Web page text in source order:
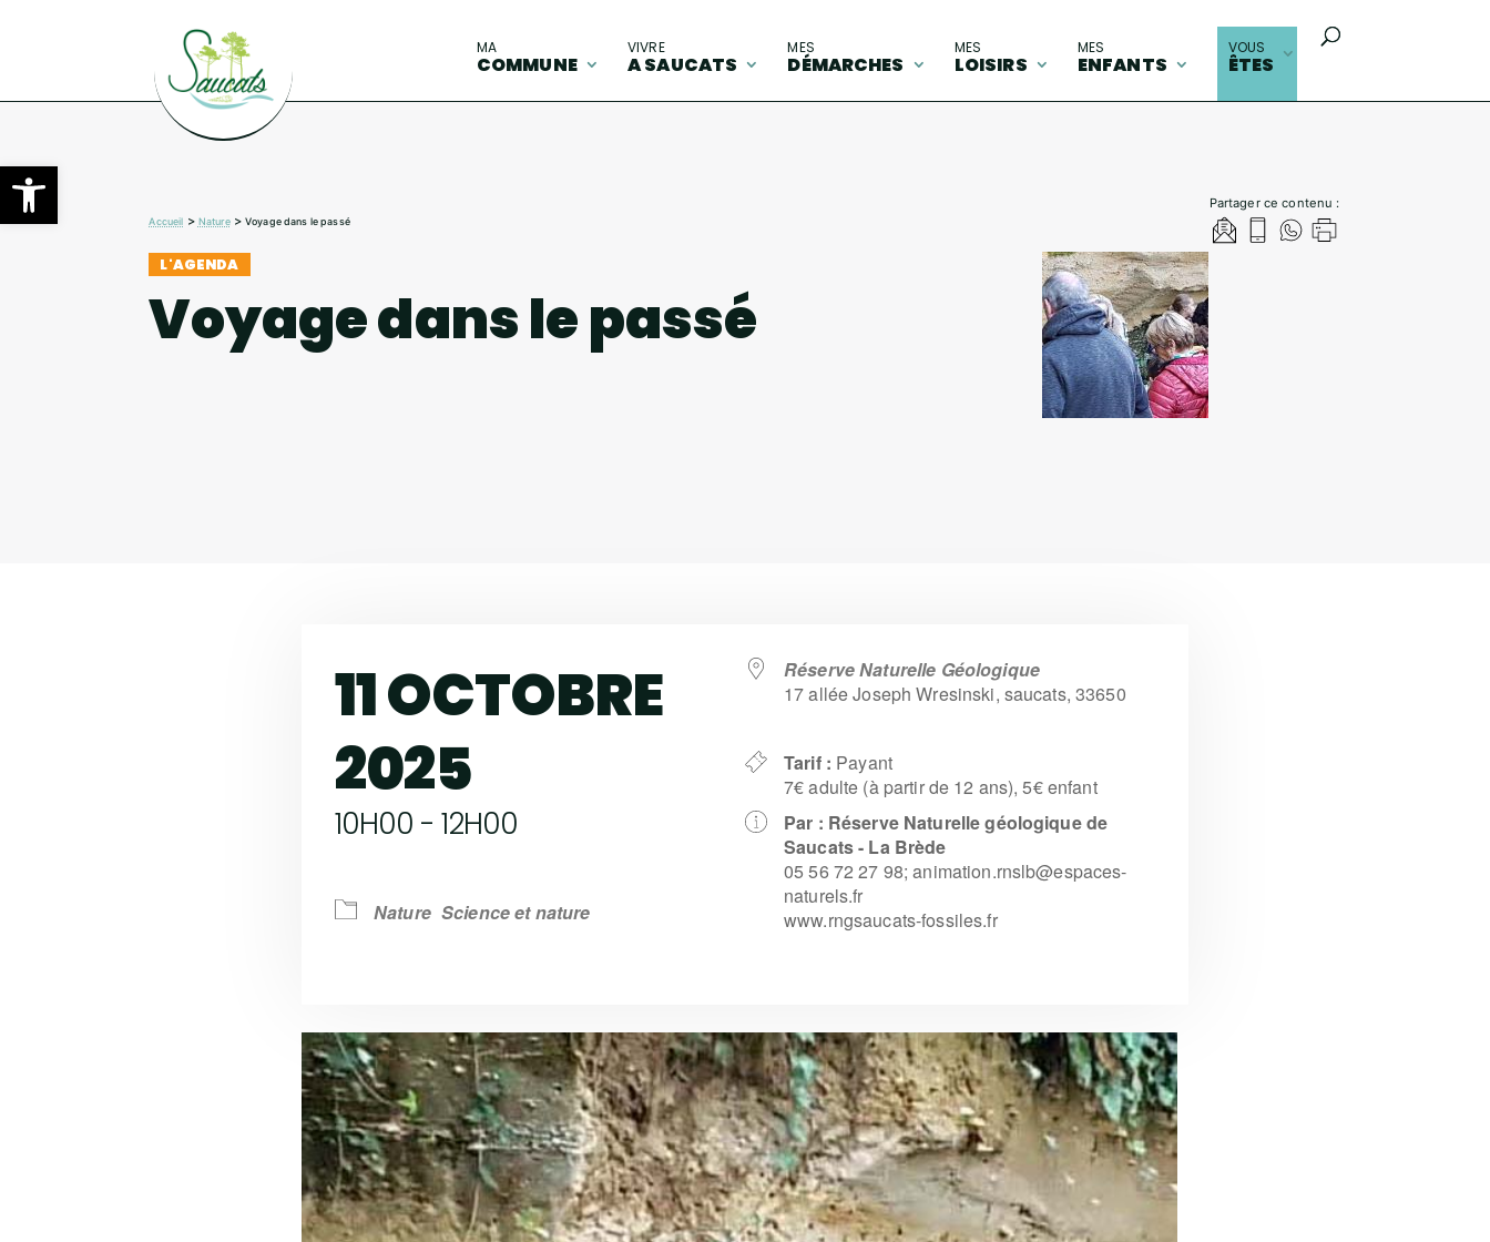
Ouvrir la barre d’outils
MA
COMMUNE
VIVRE
A SAUCATS
MES
DÉMARCHES
MES
LOISIRS
MES
ENFANTS
VOUS
ÊTES
Partager ce contenu :
Accueil > Nature>Voyage dans le passé
L'AGENDA
Voyage dans le passé
11 OCTOBRE
2025
10H00 - 12H00
Nature Science et nature
Réserve Naturelle Géologique
17 allée Joseph Wresinski, saucats, 33650
Tarif : Payant
7€ adulte (à partir de 12 ans), 5€ enfant
Par : Réserve Naturelle géologique de
Saucats - La Brède
05 56 72 27 98; animation.rnslb@espaces-
naturels.fr
www.rngsaucats-fossiles.fr